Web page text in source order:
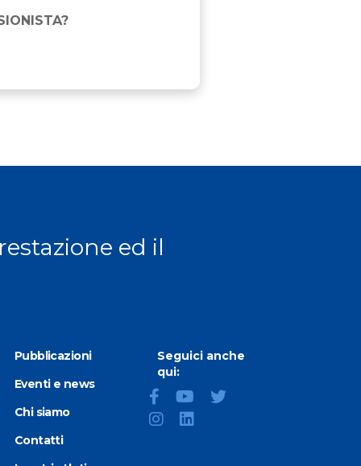
ed il
Pubblicazioni
Eventi e news
Chi siamo
Contatti
Seguici anche
qui: